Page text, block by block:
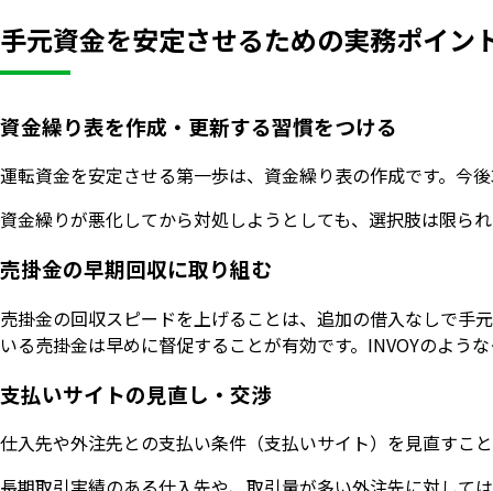
手元資金を安定させるための実務ポイン
資金繰り表を作成・更新する習慣をつける
運転資金を安定させる第一歩は、資金繰り表の作成です。今
資金繰りが悪化してから対処しようとしても、選択肢は限ら
売掛金の早期回収に取り組む
売掛金の回収スピードを上げることは、追加の借入なしで手
いる売掛金は早めに督促することが有効です。INVOYのよう
支払いサイトの見直し・交渉
仕入先や外注先との支払い条件（支払いサイト）を見直すこ